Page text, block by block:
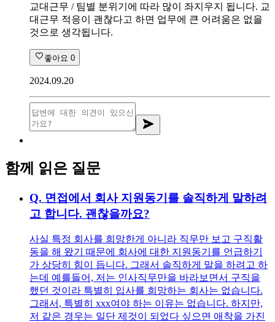
교대근무 / 팀별 분위기에 따라 많이 좌지우지 됩니다. 교
대근무 적응이 괜찮다고 하면 업무에 큰 어려움은 없을
것으로 생각됩니다.
좋아요 0
2024.09.20
함께 읽은 질문
Q. 면접에서 회사 지원동기를 솔직하게 말하려
고 합니다. 괜찮을까요?
사실 특정 회사를 희망한게 아니라 직무만 보고 구직활
동을 해 왔기 때문에 회사에 대한 지원동기를 언급하기
가 상당히 힘이 듭니다. 그래서 솔직하게 말을 하려고 하
는데 예를들어, 저는 인사직무만을 바라보면서 구직을
했던 것이라 특별히 입사를 희망하는 회사는 없습니다.
그래서, 특별히 xxx여야 하는 이유는 없습니다. 하지만,
저 같은 경우는 일단 제것이 되었다 싶으면 애착을 가진